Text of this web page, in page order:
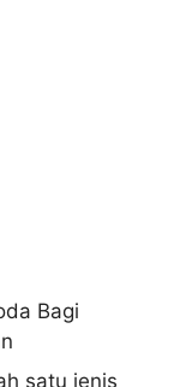
satu jenis